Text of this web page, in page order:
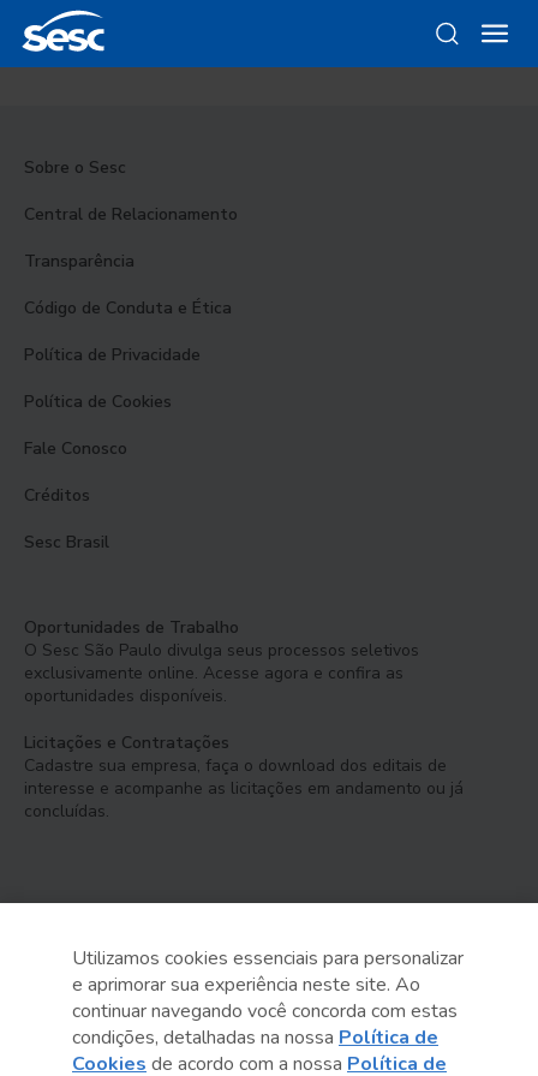
Sobre o Sesc
Central de Relacionamento
Transparência
Código de Conduta e Ética
Política de Privacidade
Política de Cookies
Fale Conosco
Créditos
Sesc Brasil
Oportunidades de Trabalho
O Sesc São Paulo divulga seus processos seletivos
exclusivamente online. Acesse agora e confira as
oportunidades disponíveis.
Licitações e Contratações
Cadastre sua empresa, faça o download dos editais de
interesse e acompanhe as licitações em andamento ou já
concluídas.
Serviço Social do Comércio
Administração Regional no Estado de São Paulo
Utilizamos cookies essenciais para personalizar
e aprimorar sua experiência neste site. Ao
continuar navegando você concorda com estas
condições, detalhadas na nossa Política de
Cookies de acordo com a nossa Política de